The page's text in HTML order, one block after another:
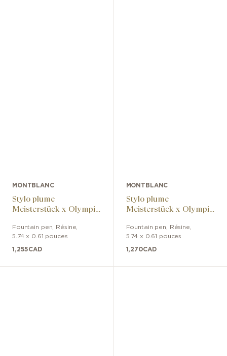
MONTBLANC
Stylo plume
Meisterstück x Olympic
LeGrand
Fountain pen Résine
5.74 x 0.61 pouces
1,255CAD
MONTBLANC
Stylo plume
Meisterstück x Olympic
LeGrand
Fountain pen Résine
5.74 x 0.61 pouces
1,270CAD